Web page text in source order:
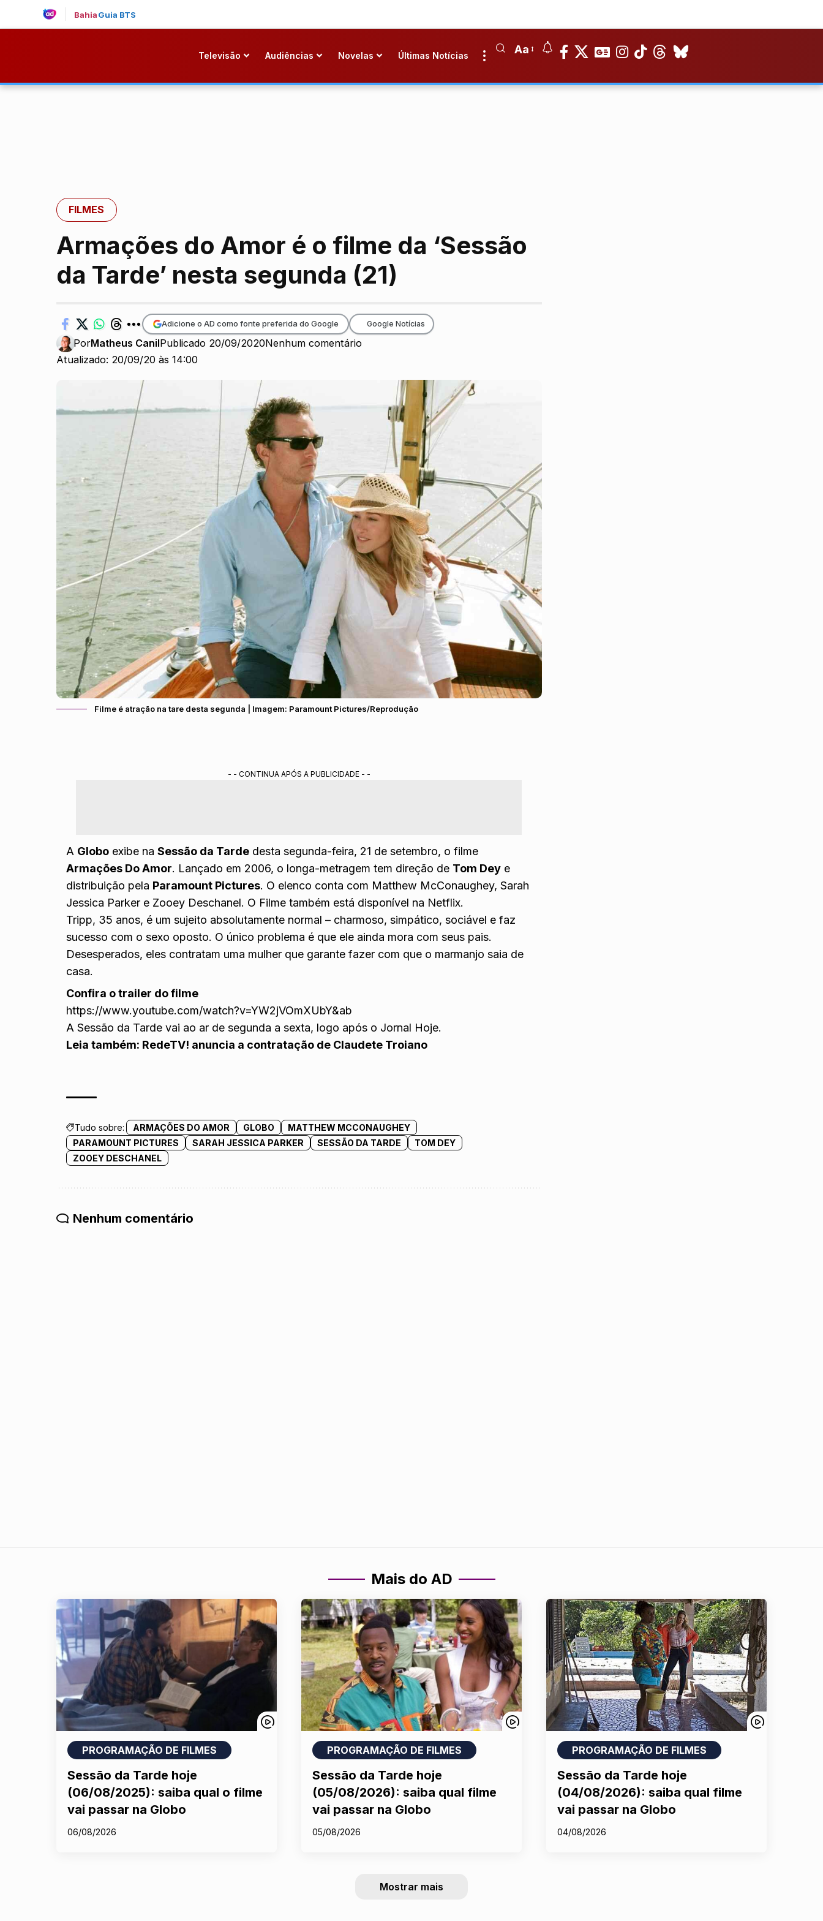
BahiaGuia BTS
Televisão Audiências Novelas Últimas Notícias Aa
FILMES
Armações do Amor é o filme da ‘Sessão
da Tarde’ nesta segunda (21)
Atualizado: 20/09/20 às 14:00
PorMatheus CanilPublicado 20/09/2020Nenhum comentário
Adicione o AD como fonte preferida do Google Google Notícias
Filme é atração na tare desta segunda | Imagem: Paramount Pictures/Reprodução
- - CONTINUA APÓS A PUBLICIDADE - -
A Globo exibe naSessão da Tarde desta segunda-feira, 21 de setembro, o filme
Armações Do Amor. Lançado em 2006, o longa-metragem tem direção de Tom Dey e
distribuição pela Paramount Pictures. O elenco conta com Matthew McConaughey, Sarah
Jessica Parker e Zooey Deschanel. O Filme também está disponível na Netflix.
Tripp, 35 anos, é um sujeito absolutamente normal – charmoso, simpático, sociável e faz
sucesso com o sexo oposto. O único problema é que ele ainda mora com seus pais.
Desesperados, eles contratam uma mulher que garante fazer com que o marmanjo saia de
casa.
Confira o trailer do filme
https://www.youtube.com/watch?v=YW2jVOmXUbY&ab
A Sessão da Tarde vai ao ar de segunda a sexta, logo após o Jornal Hoje.
Leia também: RedeTV! anuncia a contratação de Claudete Troiano
Tudo sobre: ARMAÇÕES DO AMOR GLOBO
MATTHEW MCCONAUGHEY
PARAMOUNT PICTURES
SARAH JESSICA PARKER SESSÃO DA TARDE
TOM DEY
ZOOEY DESCHANEL
Nenhum comentário
Mais do AD
PROGRAMAÇÃO DE FILMES
Sessão da Tarde hoje
(06/08/2025): saiba qual o filme
vai passar na Globo
06/08/2026
PROGRAMAÇÃO DE FILMES
Sessão da Tarde hoje
(05/08/2026): saiba qual filme
vai passar na Globo
05/08/2026
PROGRAMAÇÃO DE FILMES
Sessão da Tarde hoje
(04/08/2026): saiba qual filme
vai passar na Globo
04/08/2026
Mostrar mais